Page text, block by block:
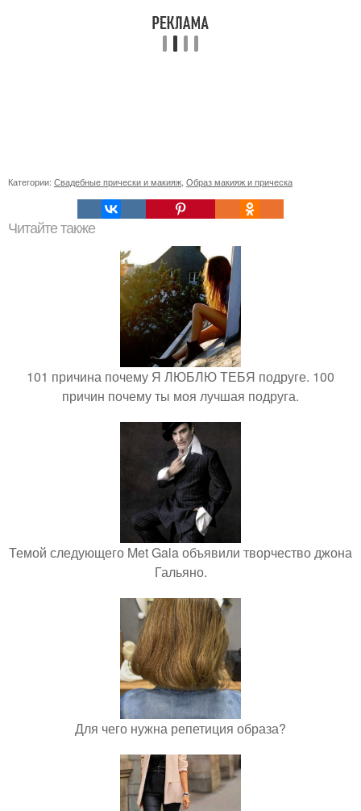
Категории: Свадебные прически и макияж, Образ макияж и прическа
Читайте также
101 причина почему Я ЛЮБЛЮ ТЕБЯ подруге. 100
причин почему ты моя лучшая подруга.
Темой следующего Met Gala объявили творчество джона
Гальяно.
Для чего нужна репетиция образа?